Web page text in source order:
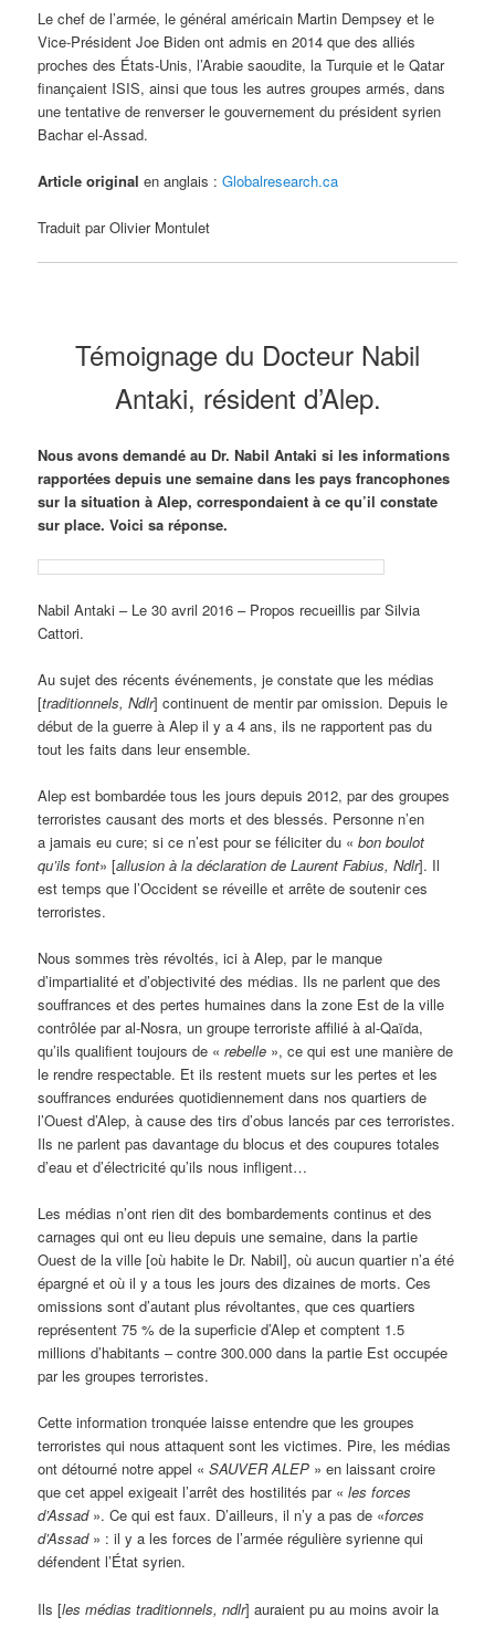
Le chef de l’armée, le général américain Martin Dempsey et le
Vice-Président Joe Biden ont admis en 2014 que des alliés
proches des États-Unis, l’Arabie saoudite, la Turquie et le Qatar
finançaient ISIS, ainsi que tous les autres groupes armés, dans
une tentative de renverser le gouvernement du président syrien
Bachar el-Assad.
Article original en anglais :Globalresearch.ca
Traduit par Olivier Montulet
Témoignage du Docteur Nabil
Antaki, résident d’Alep.
Nous avons demandé au Dr. Nabil Antaki si les informations
rapportées depuis une semaine dans les pays francophones
sur la situation à Alep, correspondaient à ce qu’il constate
sur place. Voici sa réponse.
Nabil Antaki – Le 30 avril 2016 – Propos recueillis par Silvia
Cattori.
Au sujet des récents événements, je constate que les médias
[traditionnels, Ndlr] continuent de mentir par omission. Depuis le
début de la guerre à Alep il y a 4 ans, ils ne rapportent pas du
tout les faits dans leur ensemble.
Alep est bombardée tous les jours depuis 2012, par des groupes
terroristes causant des morts et des blessés. Personne n’en
a jamais eu cure; si ce n’est pour se féliciter du «bon boulot
qu’ils font» [allusion à la déclaration de Laurent Fabius, Ndlr]. Il
est temps que l’Occident se réveille et arrête de soutenir ces
terroristes.
Nous sommes très révoltés, ici à Alep, par le manque
d’impartialité et d’objectivité des médias. Ils ne parlent que des
souffrances et des pertes humaines dans la zone Est de la ville
contrôlée par al-Nosra, un groupe terroriste affilié à al-Qaïda,
qu’ils qualifient toujours de «rebelle », ce qui est une manière de
le rendre respectable. Et ils restent muets sur les pertes et les
souffrances endurées quotidiennement dans nos quartiers de
l’Ouest d’Alep, à cause des tirs d’obus lancés par ces terroristes.
Ils ne parlent pas davantage du blocus et des coupures totales
d’eau et d’électricité qu’ils nous infligent…
Les médias n’ont rien dit des bombardements continus et des
carnages qui ont eu lieu depuis une semaine, dans la partie
Ouest de la ville [où habite le Dr. Nabil], où aucun quartier n’a été
épargné et où il y a tous les jours des dizaines de morts. Ces
omissions sont d’autant plus révoltantes, que ces quartiers
représentent 75 % de la superficie d’Alep et comptent 1.5
millions d’habitants – contre 300.000 dans la partie Est occupée
par les groupes terroristes.
Cette information tronquée laisse entendre que les groupes
terroristes qui nous attaquent sont les victimes. Pire, les médias
ont détourné notre appel «SAUVER ALEP » en laissant croire
que cet appel exigeait l’arrêt des hostilités par «les forces
d’Assad». Ce qui est faux. D’ailleurs, il n’y a pas de «forces
d’Assad» : il y a les forces de l’armée régulière syrienne qui
défendent l’État syrien.
Ils [les médias traditionnels, ndlr] auraient pu au moins avoir la